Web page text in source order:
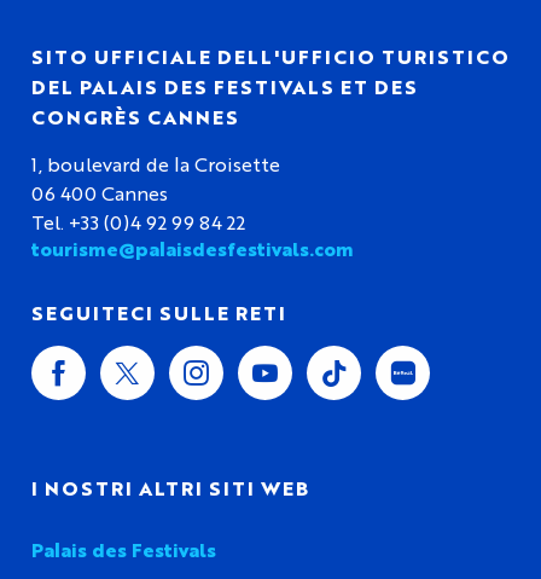
SITO UFFICIALE DELL'UFFICIO TURISTICO
DEL PALAIS DES FESTIVALS ET DES
CONGRÈS CANNES
1, boulevard de la Croisette
06 400 Cannes
Tel. +33 (0)4 92 99 84 22
tourisme@palaisdesfestivals.com
SEGUITECI SULLE RETI
I NOSTRI ALTRI SITI WEB
Palais des Festivals